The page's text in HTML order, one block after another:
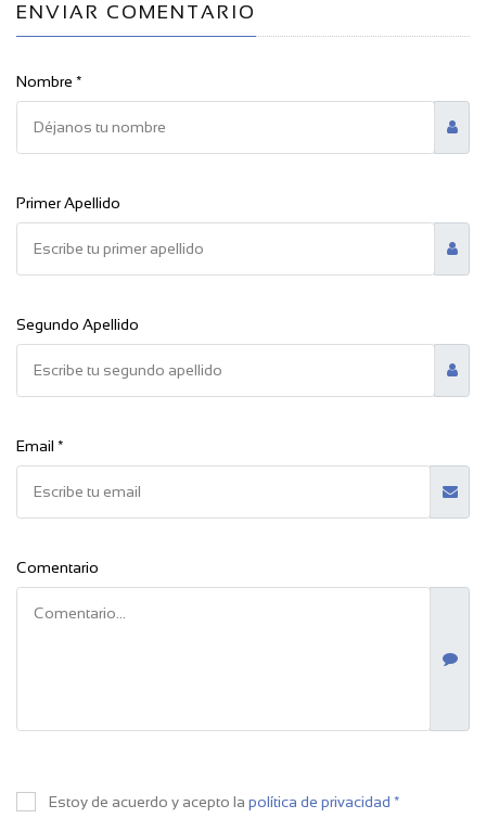
ENVIAR COMENTARIO
Nombre *
Primer Apellido
Segundo Apellido
Email *
Comentario
Estoy de acuerdo y acepto la política de privacidad *